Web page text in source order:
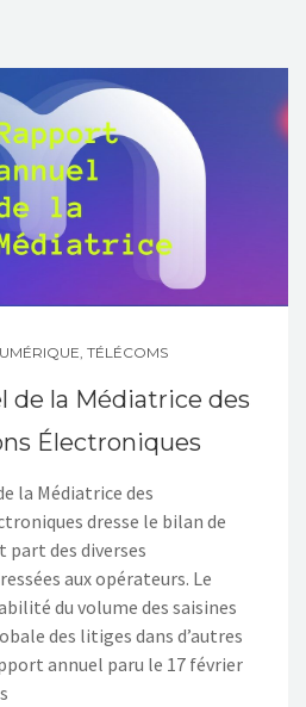
, TÉLÉCOMS
de la Médiatrice des
Électroniques
la Médiatrice des
dresse le bilan de
part des diverses
aux opérateurs. Le
du volume des saisines
des litiges dans d’autres
annuel paru le 17 février